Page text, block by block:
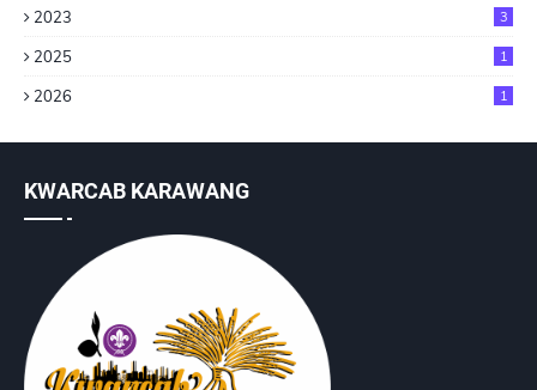
2023 3
2025 1
2026 1
KWARCAB KARAWANG